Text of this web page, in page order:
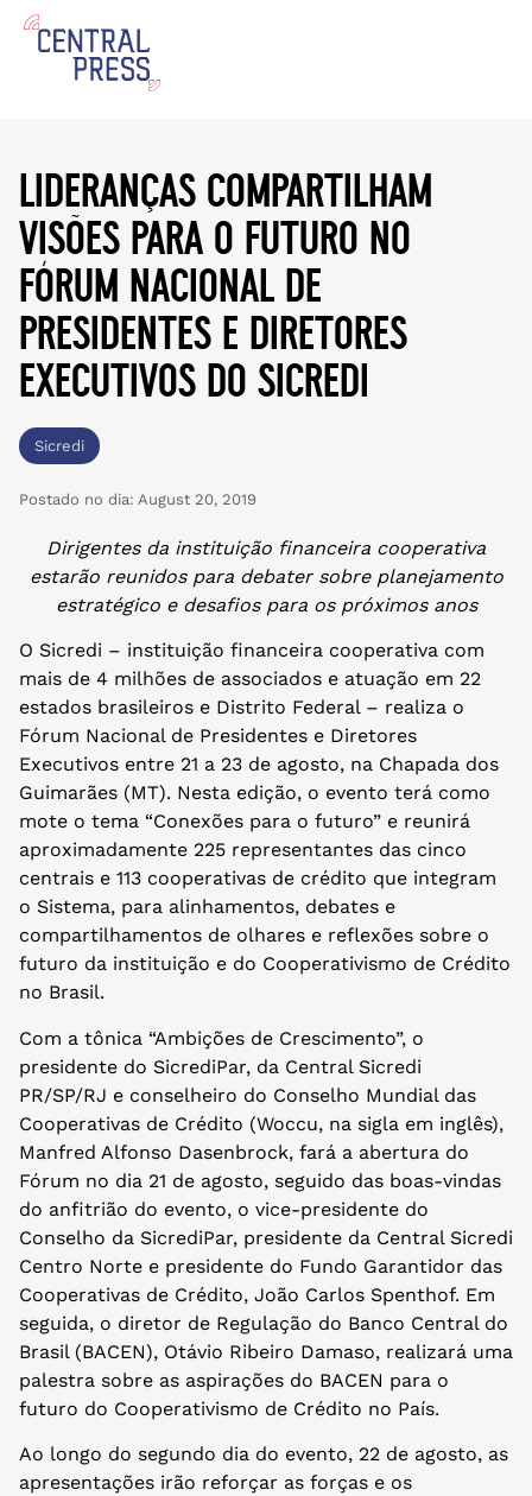
lideranças compartilham
visões para o futuro no
fórum nacional de
presidentes e diretores
executivos do sicredi
Sicredi
Postado no dia: August 20, 2019
Dirigentes da instituição financeira cooperativa
estarão reunidos para debater sobre planejamento
estratégico e desafios para os próximos anos
O Sicredi – instituição financeira cooperativa com
mais de 4 milhões de associados e atuação em 22
estados brasileiros e Distrito Federal – realiza o
Fórum Nacional de Presidentes e Diretores
Executivos entre 21 a 23 de agosto, na Chapada dos
Guimarães (MT). Nesta edição, o evento terá como
mote o tema “Conexões para o futuro” e reunirá
aproximadamente 225 representantes das cinco
centrais e 113 cooperativas de crédito que integram
o Sistema, para alinhamentos, debates e
compartilhamentos de olhares e reflexões sobre o
futuro da instituição e do Cooperativismo de Crédito
no Brasil.
Com a tônica “Ambições de Crescimento”, o
presidente do SicrediPar, da Central Sicredi
PR/SP/RJ e conselheiro do Conselho Mundial das
Cooperativas de Crédito (Woccu, na sigla em inglês),
Manfred Alfonso Dasenbrock, fará a abertura do
Fórum no dia 21 de agosto, seguido das boas-vindas
do anfitrião do evento, o vice-presidente do
Conselho da SicrediPar, presidente da Central Sicredi
Centro Norte e presidente do Fundo Garantidor das
Cooperativas de Crédito, João Carlos Spenthof. Em
seguida, o diretor de Regulação do Banco Central do
Brasil (BACEN), Otávio Ribeiro Damaso, realizará uma
palestra sobre as aspirações do BACEN para o
futuro do Cooperativismo de Crédito no País.
Ao longo do segundo dia do evento, 22 de agosto, as
apresentações irão reforçar as forças e os